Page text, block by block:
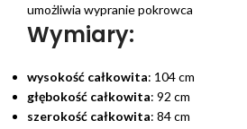
umożliwia wypranie pokrowca
Wymiary:
wysokość całkowita: 104 cm
głębokość całkowita: 92 cm
szerokość całkowita: 84 cm